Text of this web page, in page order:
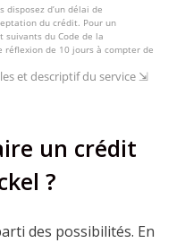
un crédit
?
des possibilités. En